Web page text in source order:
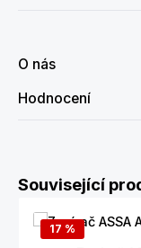
O nás
Hodnocení
Přeskočit galerii
Související
17 %